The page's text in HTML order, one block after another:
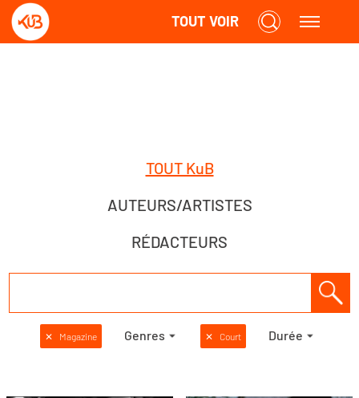
TOUT VOIR
TOUT KuB
AUTEURS/ARTISTES
RÉDACTEURS
✕ Magazine Genres ✕ Court Durée